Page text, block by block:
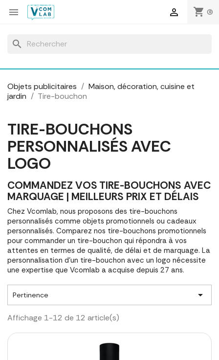
 shopping_cart (0)

search
Objets publicitaires
Maison, décoration, cuisine et
jardin
Tire-bouchon
TIRE-BOUCHONS
PERSONNALISÉS AVEC
LOGO
COMMANDEZ VOS TIRE-BOUCHONS AVEC
MARQUAGE | MEILLEURS PRIX ET DÉLAIS
Chez Vcomlab, nous proposons des tire-bouchons
personnalisés comme objets promotionnels ou cadeaux
personnalisés. Comparez nos tire-bouchons promotionnels
pour commander un tire-bouchon qui répondra à vos
attentes en termes de qualité, de délai et de marquage. La
personnalisation d'un tire-bouchon avec un logo nécessite
une expertise que Vcomlab a acquise depuis 27 ans.
Pertinence 
Affichage 1-12 de 12 article(s)
Panneau de gestion des cookies